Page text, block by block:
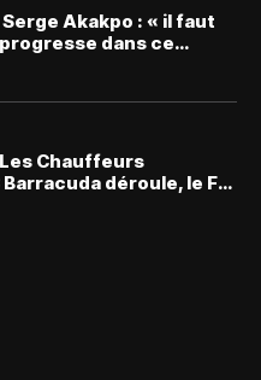
Akakpo : « il faut
dans ce
Les Chauffeurs
déroule, le FC
bas